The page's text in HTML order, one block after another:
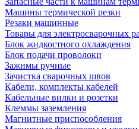
Машины термической резки
Резаки машинные
Товары для электросварочных
Блок жидкостного охлаждения
Блок подачи проволоки
Зажимы ручные
Зачистка сварочных швов
Кабели, комплекты кабелей
Кабельные вилки и розетки
Клеммы заземления
Магнитные приспособления